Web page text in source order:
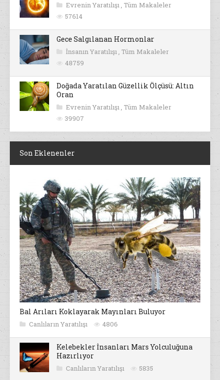
Evrenin Yaratılışı , Tüm Makaleler
57614
Gece Salgılanan Hormonlar
İnsanın Yaratılışı , Tüm Makaleler
48759
Doğada Yaratılan Güzellik Ölçüsü: Altın
Oran
Evrenin Yaratılışı , Tüm Makaleler
39907
Son Eklenenler
Bal Arıları Koklayarak Mayınları Buluyor
Canlıların Yaratılışı 4806
Kelebekler İnsanları Mars Yolculuğuna
Hazırlıyor
Canlıların Yaratılışı 5835